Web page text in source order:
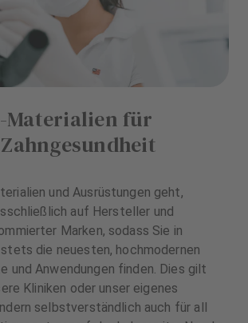
Materialien für
und Ausrüstungen geht,
auf Hersteller und
Marken, sodass Sie in
die neuesten, hochmodernen
und Anwendungen finden. Dies gilt
Kliniken oder unser eigenes
selbstverständlich auch für all